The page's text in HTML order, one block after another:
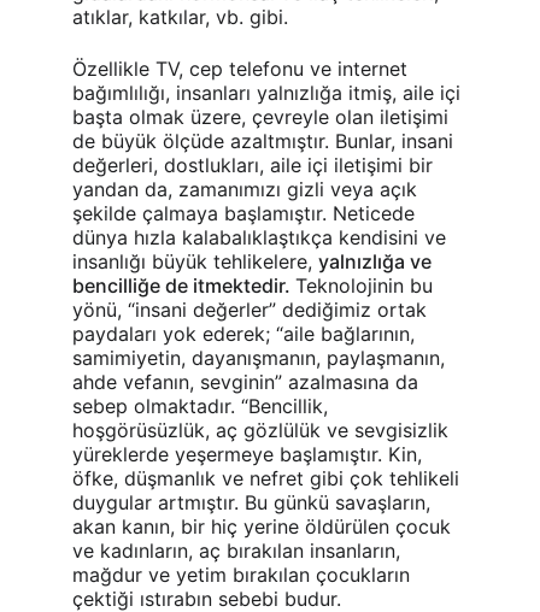
atıklar, katkılar, vb. gibi.
Özellikle TV, cep telefonu ve internet
bağımlılığı, insanları yalnızlığa itmiş, aile içi
başta olmak üzere, çevreyle olan iletişimi
de büyük ölçüde azaltmıştır. Bunlar, insani
değerleri, dostlukları, aile içi iletişimi bir
yandan da, zamanımızı gizli veya açık
şekilde çalmaya başlamıştır. Neticede
dünya hızla kalabalıklaştıkça kendisini ve
insanlığı büyük tehlikelere, yalnızlığa ve
bencilliğe de itmektedir. Teknolojinin bu
yönü, “insani değerler” dediğimiz ortak
paydaları yok ederek; “aile bağlarının,
samimiyetin, dayanışmanın, paylaşmanın,
ahde vefanın, sevginin” azalmasına da
sebep olmaktadır. “Bencillik,
hoşgörüsüzlük, aç gözlülük ve sevgisizlik
yüreklerde yeşermeye başlamıştır. Kin,
öfke, düşmanlık ve nefret gibi çok tehlikeli
duygular artmıştır. Bu günkü savaşların,
akan kanın, bir hiç yerine öldürülen çocuk
ve kadınların, aç bırakılan insanların,
mağdur ve yetim bırakılan çocukların
çektiği ıstırabın sebebi budur.